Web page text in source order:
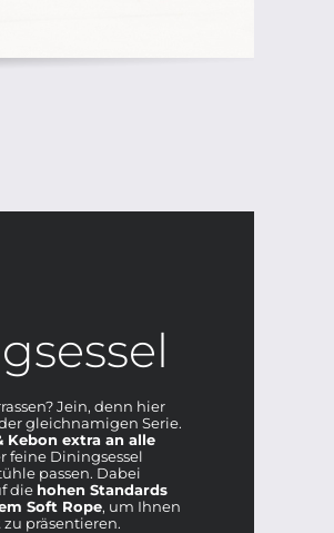
Jein, denn hier
gleichnamigen Serie.
Kebon extra an alle
feine Diningsessel
passen. Dabei
die hohen Standards
Soft Rope, um Ihnen
zu präsentieren.